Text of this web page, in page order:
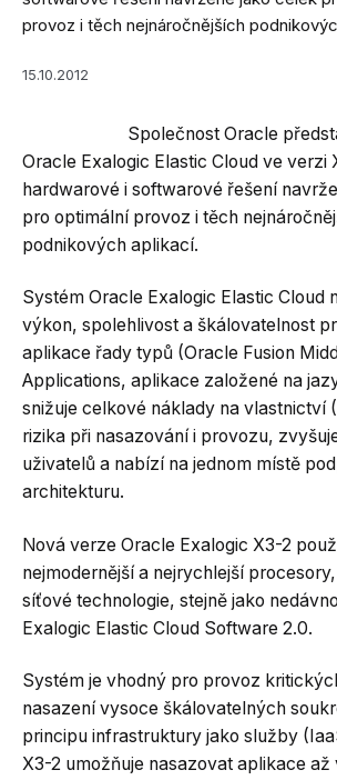
provoz i těch nejnáročnějších
15.10.2012
Společnost Oracle
Oracle Exalogic Elastic Cloud ve verzi
hardwarové i softwarové řešení
pro optimální provoz i těch
podnikových aplikací.
Systém Oracle Exalogic Elastic Cloud
výkon, spolehlivost a škálovatelnost
aplikace řady typů (Oracle Fusion
Applications, aplikace založené na
snižuje celkové náklady na vlastnictví
rizika při nasazování i provozu,
uživatelů a nabízí na jednom místě
architekturu.
Nová verze Oracle Exalogic X3-2
nejmodernější a nejrychlejší
síťové technologie, stejně jako
Exalogic Elastic Cloud Software 2.0.
Systém je vhodný pro provoz
nasazení vysoce škálovatelných
principu infrastruktury jako služby
X3-2 umožňuje nasazovat aplikace